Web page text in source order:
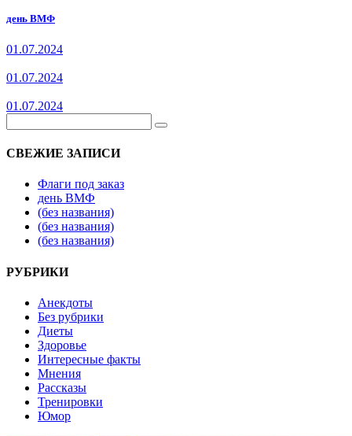
день ВМФ
01.07.2024
01.07.2024
01.07.2024
СВЕЖИЕ ЗАПИСИ
Флаги под заказ
день ВМФ
(без названия)
(без названия)
(без названия)
РУБРИКИ
Анекдоты
Без рубрики
Диеты
Здоровье
Интересные факты
Мнения
Рассказы
Тренировки
Юмор